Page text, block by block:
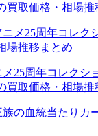
買取価格・相場推
メ25周年コレクシ
買取価格・相場推